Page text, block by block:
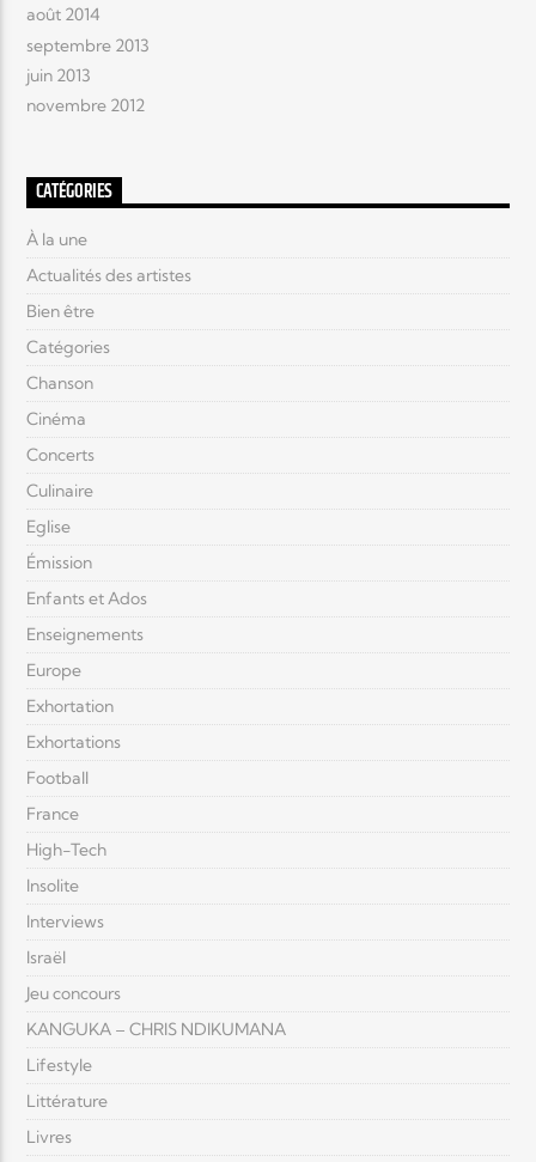
août 2014
septembre 2013
juin 2013
novembre 2012
CATÉGORIES
À la une
Actualités des artistes
Bien être
Catégories
Chanson
Cinéma
Concerts
Culinaire
Eglise
Émission
Enfants et Ados
Enseignements
Europe
Exhortation
Exhortations
Football
France
High-Tech
Insolite
Interviews
Israël
Jeu concours
KANGUKA – CHRIS NDIKUMANA
Lifestyle
Littérature
Livres